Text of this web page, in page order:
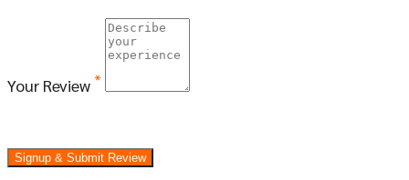
Your Review *
Signup & Submit Review